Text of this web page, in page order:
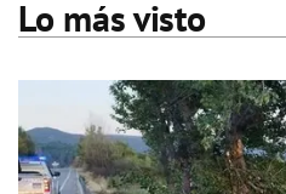
Lo más visto